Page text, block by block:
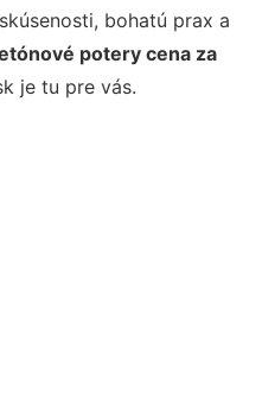
bohatú prax a
potery cena za
je tu pre vás.